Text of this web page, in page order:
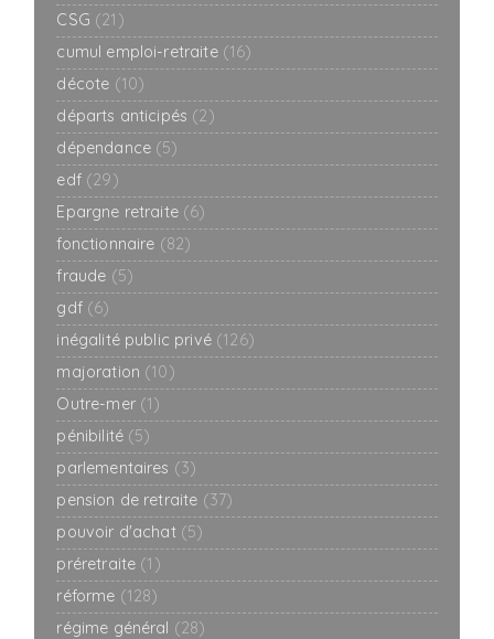
CSG (21)
cumul emploi-retraite (16)
décote (10)
départs anticipés (2)
dépendance (5)
edf (29)
Epargne retraite (6)
fonctionnaire (82)
fraude (5)
gdf (6)
inégalité public privé (126)
majoration (10)
Outre-mer (1)
pénibilité (5)
parlementaires (3)
pension de retraite (37)
pouvoir d'achat (5)
préretraite (1)
réforme (128)
régime général (28)